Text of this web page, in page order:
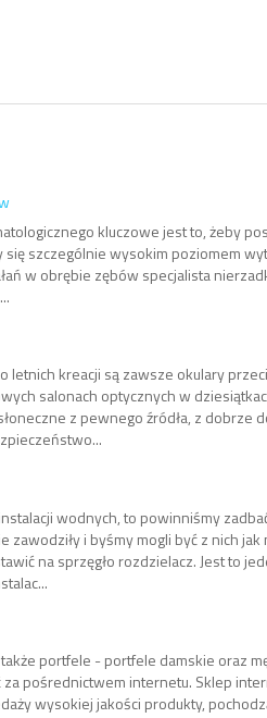
kluczowe jest to, żeby
się szczególnie wysokim poziomem
w obrębie zębów specjalista
letnich kreacji są zawsze okulary
salonach optycznych w
z pewnego źródła, z dobrze
wodnych, to powinniśmy
zawodziły i byśmy mogli być z nich
na sprzęgło rozdzielacz. Jest to
portfele - portfele damskie oraz
pośrednictwem internetu. Sklep
wysokiej jakości produkty,